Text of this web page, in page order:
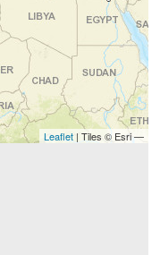
Leaflet | Tiles © Esri —